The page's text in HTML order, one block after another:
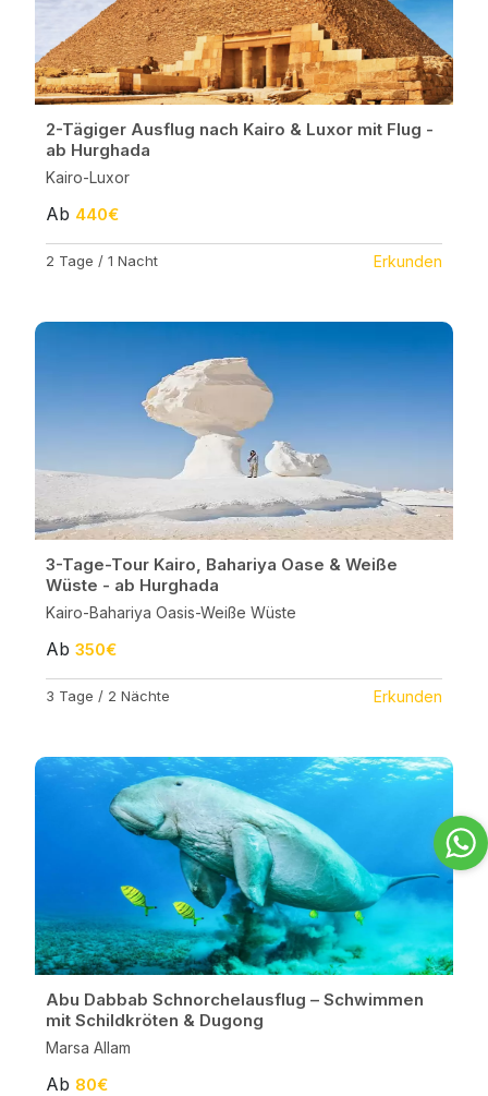
2-Tägiger Ausflug nach Kairo & Luxor mit Flug -
ab Hurghada
Kairo-Luxor
Ab 440€
2 Tage / 1 Nacht Erkunden
3-Tage-Tour Kairo, Bahariya Oase & Weiße
Wüste - ab Hurghada
Kairo-Bahariya Oasis-Weiße Wüste
Ab 350€
3 Tage / 2 Nächte Erkunden
Abu Dabbab Schnorchelausflug – Schwimmen
mit Schildkröten & Dugong
Marsa Allam
Ab 80€